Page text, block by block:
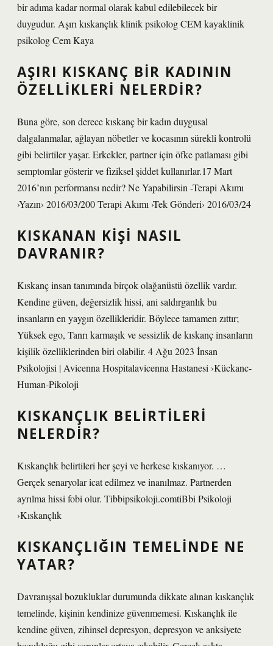
bir adıma kadar normal olarak kabul edilebilecek bir
duygudur. Aşırı kıskançlık klinik psikolog CEM kayaklinik
psikolog Cem Kaya
AŞIRI KISKANÇ BIR KADININ
ÖZELLIKLERI NELERDIR?
Buna göre, son derece kıskanç bir kadın duygusal
dalgalanmalar, ağlayan nöbetler ve kocasının sürekli kontrolü
gibi belirtiler yaşar. Erkekler, partner için öfke patlaması gibi
semptomlar gösterir ve fiziksel şiddet kullanırlar.17 Mart
2016’nın performansı nedir? Ne Yapabilirsin -Terapi Akımı
›Yazın› 2016/03/200 Terapi Akımı ›Tek Gönderi› 2016/03/24
KISKANAN KIŞI NASIL
DAVRANIR?
Kıskanç insan tanımında birçok olağanüstü özellik vardır.
Kendine güven, değersizlik hissi, ani saldırganlık bu
insanların en yaygın özellikleridir. Böylece tamamen zıttır;
Yüksek ego, Tanrı karmaşık ve sessizlik de kıskanç insanların
kişilik özelliklerinden biri olabilir. 4 Ağu 2023 İnsan
Psikolojisi | Avicenna Hospitalavicenna Hastanesi ›Kückanc-
Human-Pikoloji
KISKANÇLIK BELIRTILERI
NELERDIR?
Kıskançlık belirtileri her şeyi ve herkese kıskanıyor. …
Gerçek senaryolar icat edilmez ve inanılmaz. Partnerden
ayrılma hissi fobi olur. Tibbipsikoloji.comtiBbi Psikoloji
›Kıskançlık
KISKANÇLIĞIN TEMELINDE NE
YATAR?
Davranışsal bozukluklar durumunda dikkate alınan kıskançlık
temelinde, kişinin kendinize güvenmemesi. Kıskançlık ile
kendine güven, zihinsel depresyon, depresyon ve anksiyete